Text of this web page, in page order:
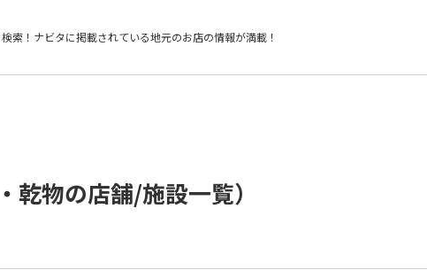
索！ ナビタに掲載されている地元のお店の情報が満載！
物の店舗/施設一覧）